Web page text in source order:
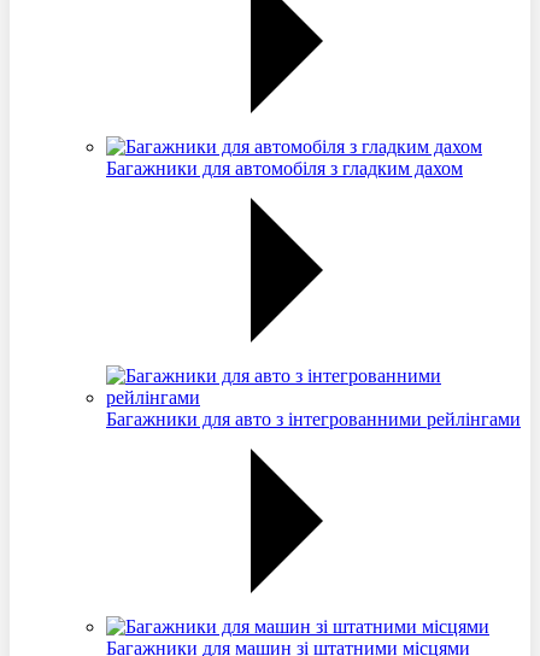
Багажники для автомобіля з гладким дахом
Багажники для авто з інтегрованними рейлінгами
Багажники для машин зі штатними місцями